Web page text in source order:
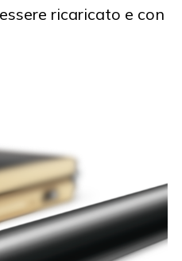
ricaricato e con